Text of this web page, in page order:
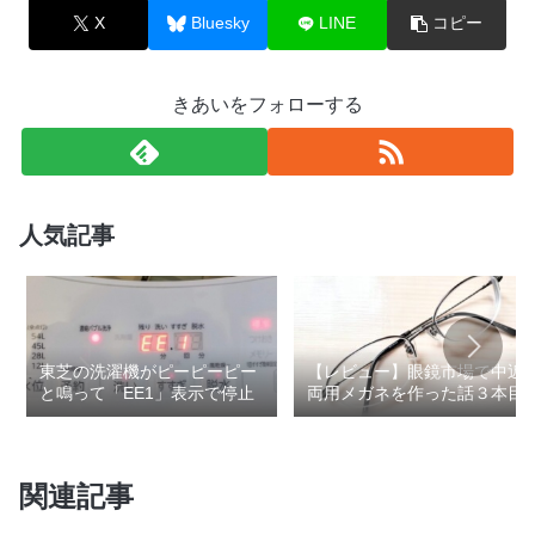
X Bluesky LINE コピー
きあいをフォローする
人気記事
東芝の洗濯機がピーピーピー
と鳴って「EE1」表示で停止
【レビュー】眼鏡市場で中近
両用メガネを作った話３本目
関連記事